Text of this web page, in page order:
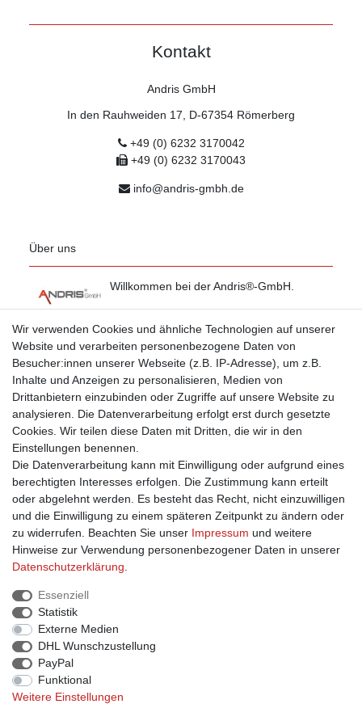
Kontakt
Andris GmbH
In den Rauhweiden 17, D-67354 Römerberg
+49 (0) 6232 3170042
+49 (0) 6232 3170043
info@andris-gmbh.de
Über uns
Willkommen bei der Andris®-GmbH.
Einkaufen
Zahlungsarten
Versandarten & -kosten
Widerrufsrecht
Warenkorb
Zur Kasse
Hilfe
B2B Registrierung
Vertrag widerrufen
Kontakt
Datenschutzerklärung
Impressum
AGB
Wir verwenden Cookies und ähnliche Technologien auf unserer
Website und verarbeiten personenbezogene Daten von
Besucher:innen unserer Webseite (z.B. IP-Adresse), um z.B.
Inhalte und Anzeigen zu personalisieren, Medien von
Drittanbietern einzubinden oder Zugriffe auf unsere Website zu
analysieren. Die Datenverarbeitung erfolgt erst durch gesetzte
Cookies. Wir teilen diese Daten mit Dritten, die wir in den
Einstellungen benennen.
Die Datenverarbeitung kann mit Einwilligung oder aufgrund eines
berechtigten Interesses erfolgen. Die Zustimmung kann erteilt
oder abgelehnt werden. Es besteht das Recht, nicht einzuwilligen
und die Einwilligung zu einem späteren Zeitpunkt zu ändern oder
zu widerrufen. Beachten Sie unser Impressum und weitere
Hinweise zur Verwendung personenbezogener Daten in unserer
Daten­schutz­erklärung
Essenziell
Statistik
Externe Medien
DHL Wunschzustellung
PayPal
Funktional
Weitere Einstellungen